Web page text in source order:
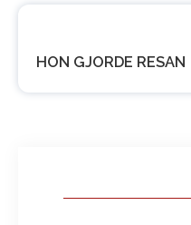
HON GJORDE RESAN